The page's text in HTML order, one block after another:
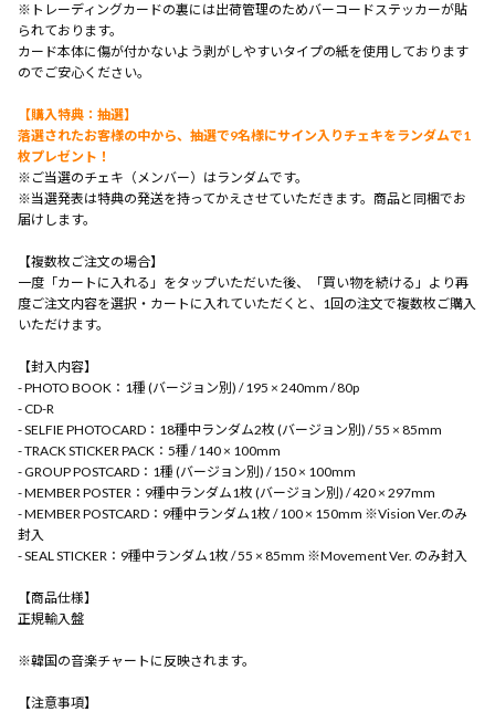
※トレーディングカードの裏には出荷管理のためバーコードステッカーが貼
られております。
カード本体に傷が付かないよう剥がしやすいタイプの紙を使用しております
のでご安心ください。
【購入特典：抽選】
落選されたお客様の中から、抽選で9名様にサイン入りチェキをランダムで1
枚プレゼント！
※ご当選のチェキ（メンバー）はランダムです。
※当選発表は特典の発送を持ってかえさせていただきます。商品と同梱でお
届けします。
【複数枚ご注文の場合】
一度「カートに入れる」をタップいただいた後、「買い物を続ける」より再
度ご注文内容を選択・カートに入れていただくと、1回の注文で複数枚ご購入
いただけます。
【封入内容】
- PHOTO BOOK：1種 (バージョン別) / 195 × 240mm / 80p
- CD-R
- SELFIE PHOTOCARD：18種中ランダム2枚 (バージョン別) / 55 × 85mm
- TRACK STICKER PACK：5種 / 140 × 100mm
- GROUP POSTCARD：1種 (バージョン別) / 150 × 100mm
- MEMBER POSTER：9種中ランダム1枚 (バージョン別) / 420 × 297mm
- MEMBER POSTCARD：9種中ランダム1枚 / 100 × 150mm ※Vision Ver.のみ
封入
- SEAL STICKER：9種中ランダム1枚 / 55 × 85mm ※Movement Ver. のみ封入
【商品仕様】
正規輸入盤
※韓国の音楽チャートに反映されます。
【注意事項】